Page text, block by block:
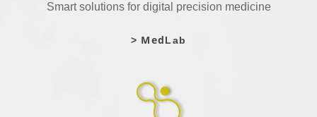
Smart solutions for digital precision medicine
> MedLab